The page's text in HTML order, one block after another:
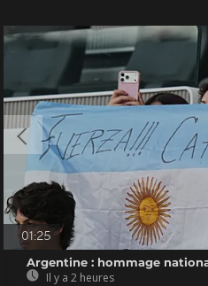
01:25
Argentine : hommage
Il y a 2 heures